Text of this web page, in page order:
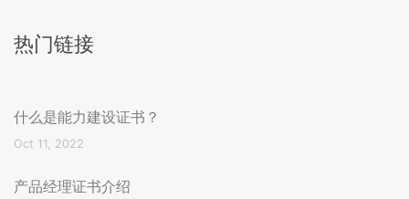
热门链接
什么是能力建设证书？
Oct 11, 2022
产品经理证书介绍